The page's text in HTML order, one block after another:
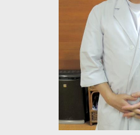
1958年7月31日
東京都
スキー、ゴルフ、熱帯魚鑑賞